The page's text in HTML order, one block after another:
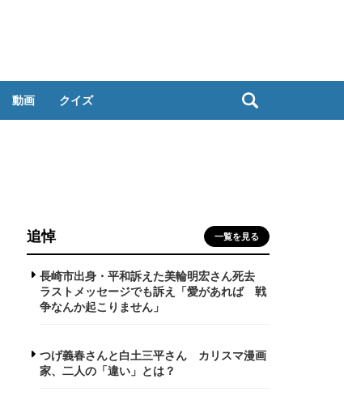
動画 クイズ
追悼 一覧を見る
長崎市出身・平和訴えた美輪明宏さん死去
ラストメッセージでも訴え「愛があれば 戦
争なんか起こりません」
つげ義春さんと白土三平さん カリスマ漫画
家、二人の「違い」とは？